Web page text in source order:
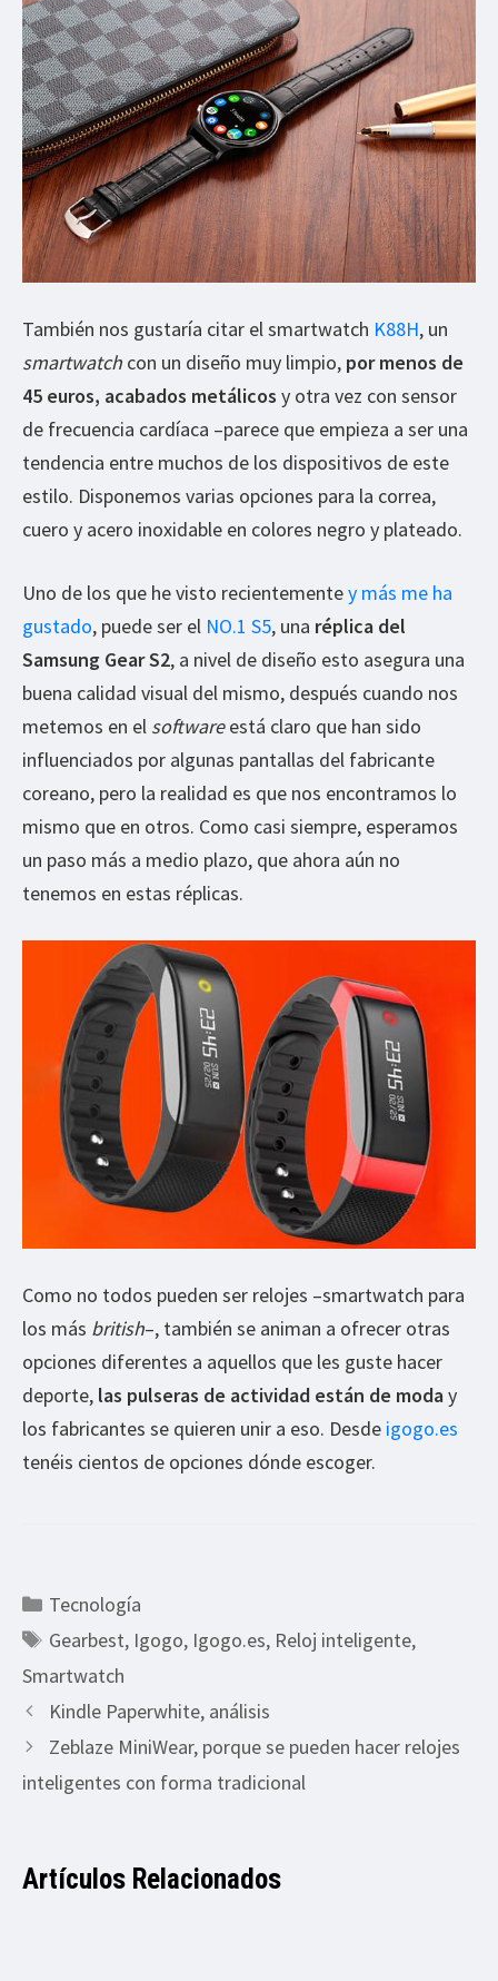
También nos gustaría citar el smartwatch K88H, un
smartwatch con un diseño muy limpio, por menos de
45 euros, acabados metálicos y otra vez con sensor
de frecuencia cardíaca –parece que empieza a ser una
tendencia entre muchos de los dispositivos de este
estilo. Disponemos varias opciones para la correa,
cuero y acero inoxidable en colores negro y plateado.
Uno de los que he visto recientementey más me ha
gustado, puede ser el NO.1 S5, una réplica del
Samsung Gear S2, a nivel de diseño esto asegura una
buena calidad visual del mismo, después cuando nos
metemos en el softwareestá claro que han sido
influenciados por algunas pantallas del fabricante
coreano, pero la realidad es que nos encontramos lo
mismo que en otros. Como casi siempre, esperamos
un paso más a medio plazo, que ahora aún no
tenemos en estas réplicas.
Como no todos pueden ser relojes –smartwatch para
los más british–, también se animan a ofrecer otras
opciones diferentes a aquellos que les guste hacer
deporte, las pulseras de actividad están de moday
los fabricantes se quieren unir a eso. Desde igogo.es
tenéis cientos de opciones dónde escoger.
Categorías
Tecnología
Etiquetas
Gearbest, Igogo, Igogo.es, Reloj inteligente,
Smartwatch
Kindle Paperwhite, análisis
Zeblaze MiniWear, porque se pueden hacer relojes
inteligentes con forma tradicional
Artículos Relacionados